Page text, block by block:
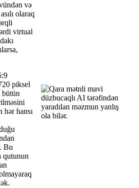
ündən və
asılı olaraq
rqli
rdi virtual
dakı
ılarsa,
:9
piksel
bütün
əsini
hər hansı
ğu
Bu
qutunun
ək.